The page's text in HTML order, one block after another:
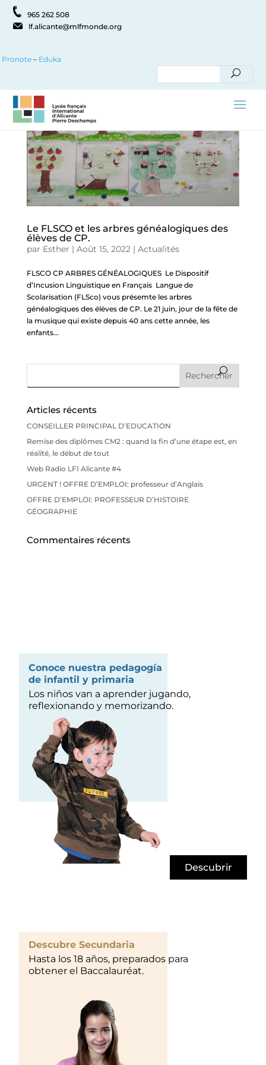
965 262 508
lf.alicante@mlfmonde.org
Pronote – Eduka
Le FLSCO et les arbres généalogiques des
élèves de CP.
par Esther | Août 15, 2022| Actualités
FLSCO CP ARBRES GÉNÉALOGIQUES Le Dispositif
d’Incusion Linguistique en Français Langue de
Scolarisation (FLSco) vous présemte les arbres
généalogiques des élèves de CP. Le 21 juin, jour de la fête de
la musique qui existe depuis 40 ans cette année, les
enfants...
Articles récents
CONSEILLER PRINCIPAL D’EDUCATION
Remise des diplômes CM2 : quand la fin d’une étape est, en
réalité, le début de tout
Web Radio LFI Alicante #4
URGENT ! OFFRE D’EMPLOI: professeur d’Anglais
OFFRE D’EMPLOI: PROFESSEUR D’HISTOIRE
GÉOGRAPHIE
Commentaires récents
Conoce nuestra pedagogía
de infantil y primaria
Los niños van a aprender jugando,
reflexionando y memorizando.
Descubrir
Descubre Secundaria
Hasta los 18 años, preparados para
obtener el Baccalauréat.